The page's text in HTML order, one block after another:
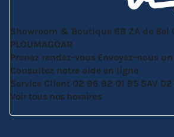
Showroom & Boutique 6B ZA de Bel
PLOUMAGOAR
Prenez rendez-vous Envoyez-nous
Consultez notre aide en ligne
Service Client 02 96 92 01 95 SAV
Voir tous nos horaires